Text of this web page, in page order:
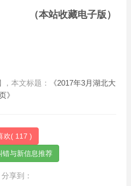
（本站收藏电子版）
，本文标题：
《2017年3月湖北大
》
欢( 117 )
分享到：